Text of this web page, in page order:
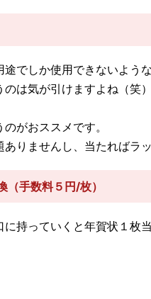
でしか使用できないよう
のは気が引けますよね（
がおススメです。
ありませんし、当たれば
（手数料５円/枚）
持っていくと年賀状１枚